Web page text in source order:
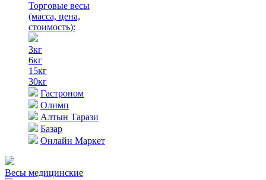
Торговые весы
(масса, цена,
стоимость):
3кг
6кг
15кг
30кг
Гастроном
Олимп
Алтын Тарази
Базар
Онлайн Маркет
Весы медицинские